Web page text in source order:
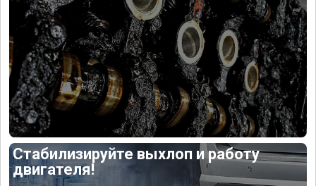
Стабилизируйте выхлоп и работу
двигателя!